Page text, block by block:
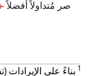
1 بناءً على الإيرادات